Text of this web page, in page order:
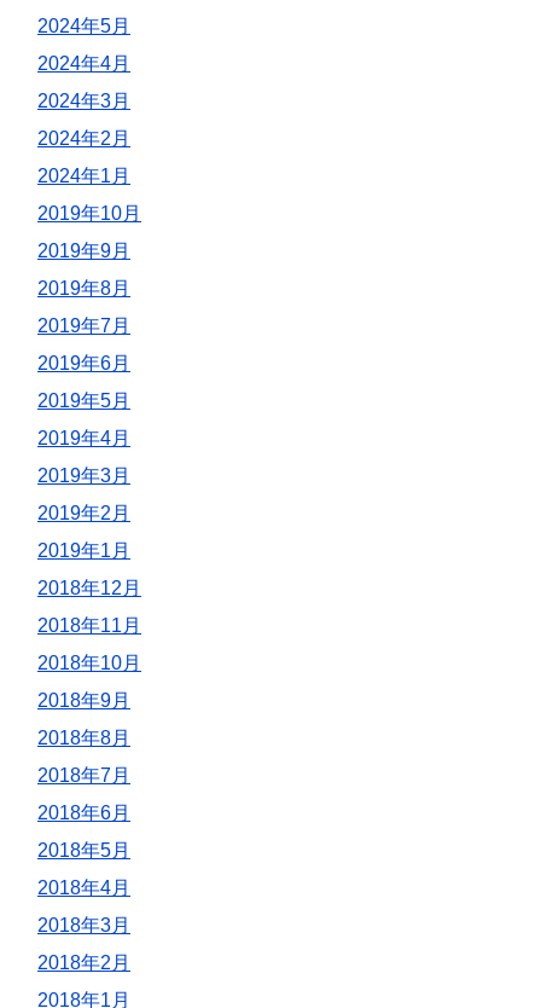
2024年5月
2024年4月
2024年3月
2024年2月
2024年1月
2019年10月
2019年9月
2019年8月
2019年7月
2019年6月
2019年5月
2019年4月
2019年3月
2019年2月
2019年1月
2018年12月
2018年11月
2018年10月
2018年9月
2018年8月
2018年7月
2018年6月
2018年5月
2018年4月
2018年3月
2018年2月
2018年1月